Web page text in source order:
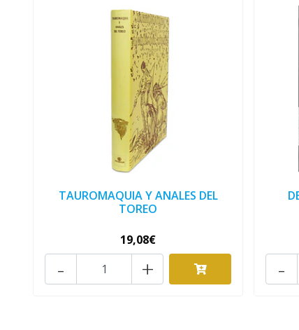
TAUROMAQUIA Y ANALES DEL
TOREO
19,08€
+
- -